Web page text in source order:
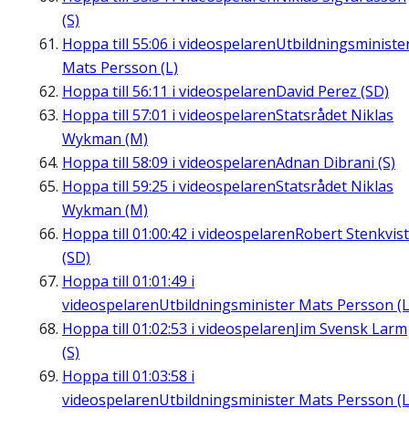
(S)
Hoppa till 55:06 i videospelaren
Mats Persson (L)
Hoppa till 56:11 i videospelarenDavid Perez (SD)
Hoppa till 57:01 i videospelarenStatsrådet Niklas
Wykman (M)
Hoppa till 58:09 i videospelarenAdnan Dibrani (S)
Hoppa till 59:25 i videospelarenStatsrådet Niklas
Wykman (M)
Hoppa till 01:00:42 i videospelarenRobert Stenkvist
(SD)
Hoppa till 01:01:49 i
videospelarenUtbildningsminister Mats Persson
Hoppa till 01:02:53 i videospelarenJim Svensk Larm
(S)
Hoppa till 01:03:58 i
videospelarenUtbildningsminister Mats Persson